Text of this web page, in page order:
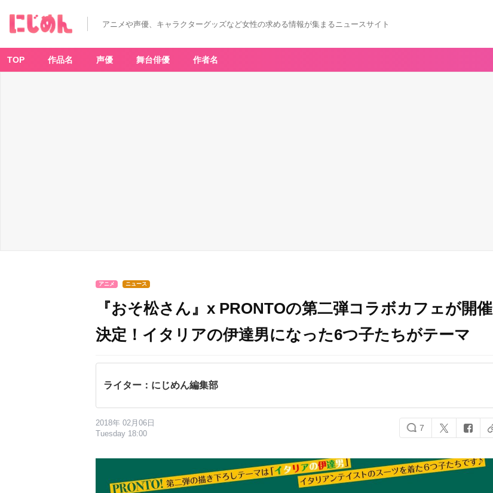
アニメや声優、キャラクターグッズなど女性の求める情報が集まるニュースサイト
TOP 作品名 声優 舞台俳優 作者名
アニメ ニュース
『おそ松さん』x PRONTOの第二弾コラボカフェが開催
決定！イタリアの伊達男になった6つ子たちがテーマ
ライター：にじめん編集部
2018年 02月06日
Tuesday 18:00
7